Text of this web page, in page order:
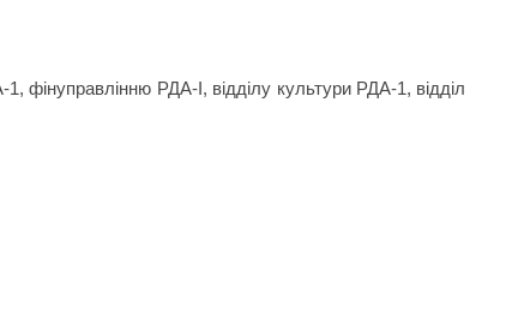
фінуправлінню РДА-І, відділу культури РДА-1, відділу